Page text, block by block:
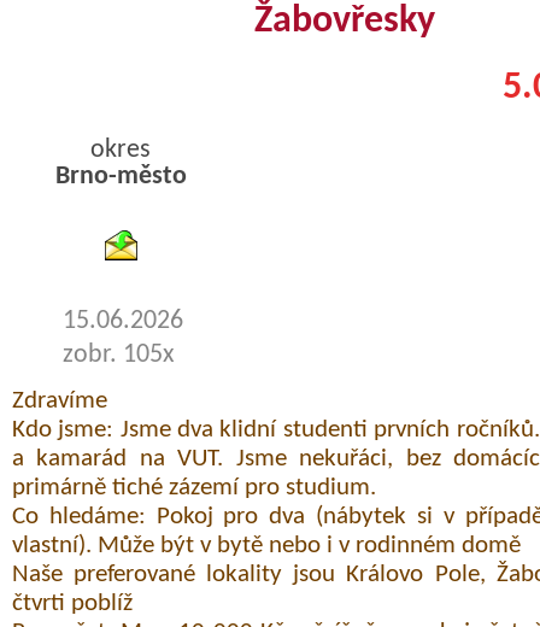
Žabovřesky
okres
Brno-město
15.06.2026
zobr. 105x
Zdravíme
Kdo jsme: Jsme dva klidní studenti prvních
a kamarád na VUT. Jsme nekuřáci, bez
primárně tiché zázemí pro studium.
Co hledáme: Pokoj pro dva (nábytek si v
vlastní). Může být v bytě nebo i v rodinném domě
Naše preferované lokality jsou Královo Pole,
čtvrti poblíž